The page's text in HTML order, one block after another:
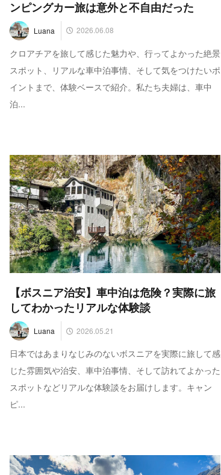
ンピングカー旅は意外と不自由だった
Luana 2026.06.08
クロアチアを旅して感じた魅力や、行ってよかった絶景
スポット、リアルな車中泊事情、そして気をつけたいポ
イントまで、体験ベースで紹介。私たち夫婦は、車中
泊...
【ボスニア治安】車中泊は危険？実際に旅
してわかったリアルな体験談
Luana 2026.05.21
日本ではあまりなじみのないボスニアを実際に旅して感
じた雰囲気や治安、車中泊事情、そして訪れてよかった
スポットなどリアルな体験談をお届けします。キャン
ピ...